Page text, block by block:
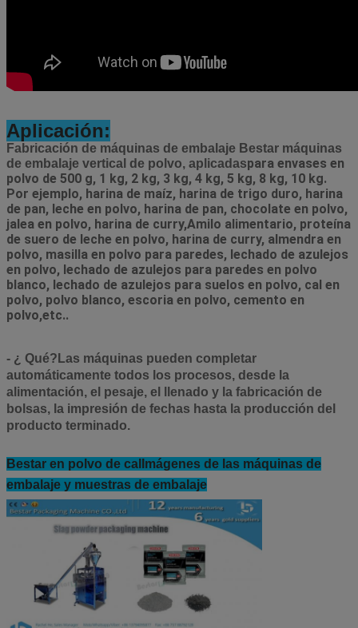
Aplicación:
Fabricación de máquinas de embalaje Bestar máquinas
de embalaje vertical de polvo, aplicadaspara envases en
polvo de 500 g, 1 kg, 2 kg, 3 kg, 4 kg, 5 kg, 8 kg, 10 kg.
Por ejemplo, harina de maíz, harina de trigo duro, harina
de pan, leche en polvo, harina de pan, chocolate en polvo,
jalea en polvo, harina de curry,Amilo alimentario, proteína
de suero de leche en polvo, harina de curry, almendra en
polvo, masilla en polvo para paredes, lechado de azulejos
en polvo, lechado de azulejos para paredes en polvo
blanco, lechado de azulejos para suelos en polvo, cal en
polvo, polvo blanco, escoria en polvo, cemento en
polvo,etc..
- ¿ Qué? Las máquinas pueden completar
automáticamente todos los procesos, desde la
alimentación, el pesaje, el llenado y la fabricación de
bolsas, la impresión de fechas hasta la producción del
producto terminado.
Bestar en polvo de cal Imágenes de las máquinas de
embalaje y muestras de embalaje